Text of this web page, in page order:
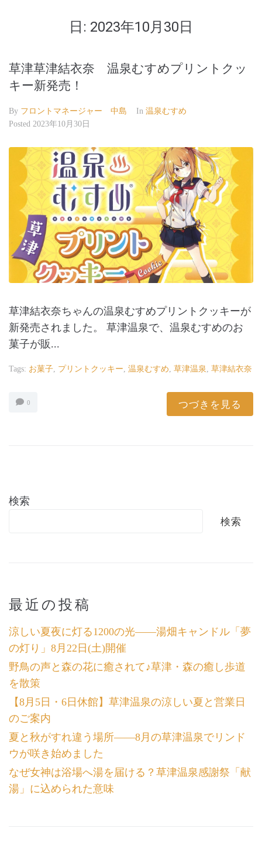
日: 2023年10月30日
草津草津結衣奈 温泉むすめプリントクッ
キー新発売！
By フロントマネージャー 中島 In 温泉むすめ
Posted 2023年10月30日
草津結衣奈ちゃんの温泉むすめプリントクッキーが
新発売されました。 草津温泉で、温泉むすめのお
菓子が販...
Tags: お菓子, プリントクッキー, 温泉むすめ, 草津温泉, 草津結衣奈
0 つづきを見る
検索
検索
最近の投稿
涼しい夏夜に灯る1200の光――湯畑キャンドル「夢
の灯り」8月22日(土)開催
野鳥の声と森の花に癒されて♪草津・森の癒し歩道
を散策
【8月5日・6日休館】草津温泉の涼しい夏と営業日
のご案内
夏と秋がすれ違う場所――8月の草津温泉でリンド
ウが咲き始めました
なぜ女神は浴場へ湯を届ける？草津温泉感謝祭「献
湯」に込められた意味